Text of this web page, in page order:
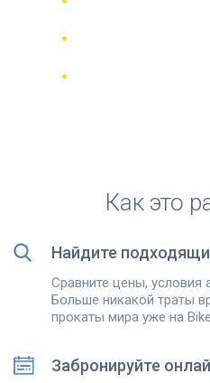
Как это
Найдите
Сравните цены, условия
Больше никакой траты
прокаты мира уже на
Забронируйте